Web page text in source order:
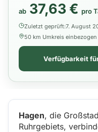
ab 37,63 € pro
Zuletzt geprüft:7. August
50 km Umkreis einbezogen
Verfügbarkeit
Hagen, die
Ruhrgebiets,